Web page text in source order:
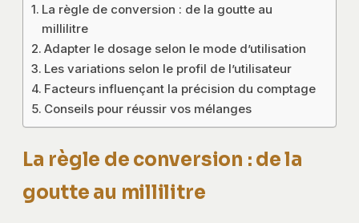
La règle de conversion : de la goutte au
millilitre
Adapter le dosage selon le mode d’utilisation
Les variations selon le profil de l’utilisateur
Facteurs influençant la précision du comptage
Conseils pour réussir vos mélanges
La règle de conversion : de la
goutte au millilitre